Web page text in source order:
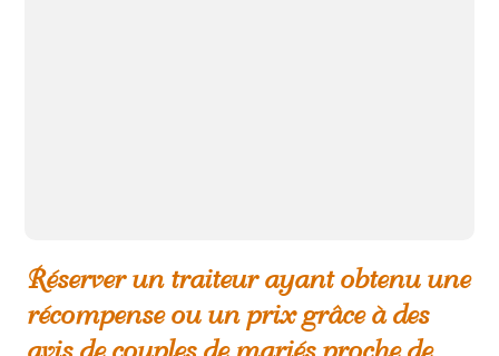
Réserver un traiteur ayant obtenu une
récompense ou un prix grâce à des